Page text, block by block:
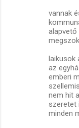
vannak
alapvető
laikusok
az
emberi
nem hit
szeretet
minden